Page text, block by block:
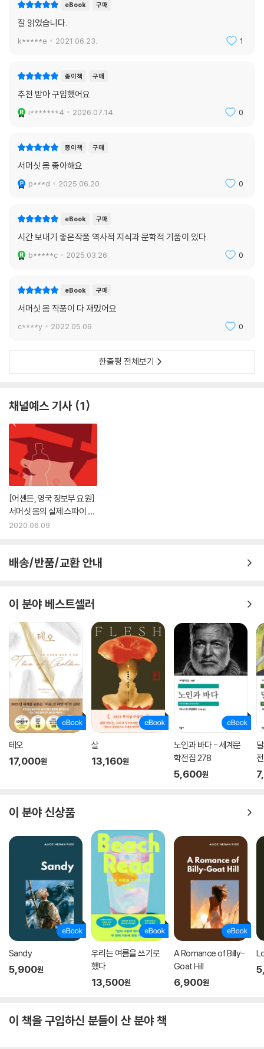
eBook 구매
잘 읽었습니다.
k*****e 2021.06.23. 1
종이책 구매
추천 받아 구입했어요
i*******4 2026.07.14. 0
종이책 구매
서머싯 몸 좋아해요
p***d 2025.06.20. 0
eBook 구매
시간 보내기 좋은작품 역사적 지식과 문학적 기품이 있다.
b*****c 2025.03.26. 0
eBook 구매
서머싯 몸 작품이 다 재밌어요
c****y 2022.05.09. 0
한줄평 전체보기
채널예스 기사 1
[어셴든, 영국 정보부 요원]
서머싯 몸의 실제 스파이 경
험을 토대로 한 첩보 소설
2020.06.09.
배송/반품/교환 안내
이 분야 베스트셀러
테오
17,000원
살
13,160원
노인과 바다 - 세계문
학전집 278
5,600원
이 분야 신상품
Sandy
5,900원
우리는 여름을 쓰기로
했다
13,500원
A Romance of Billy-
Goat Hill
6,900원
이 책을 구입하신 분들이 산 분야 책